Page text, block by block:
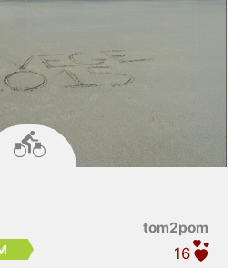

tom2pom
16